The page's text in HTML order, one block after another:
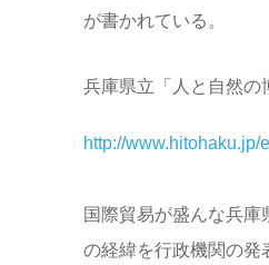
が書かれている。
兵庫県立「人と自然
http://
国際貿易が盛んな兵
の経緯を行政機関の発